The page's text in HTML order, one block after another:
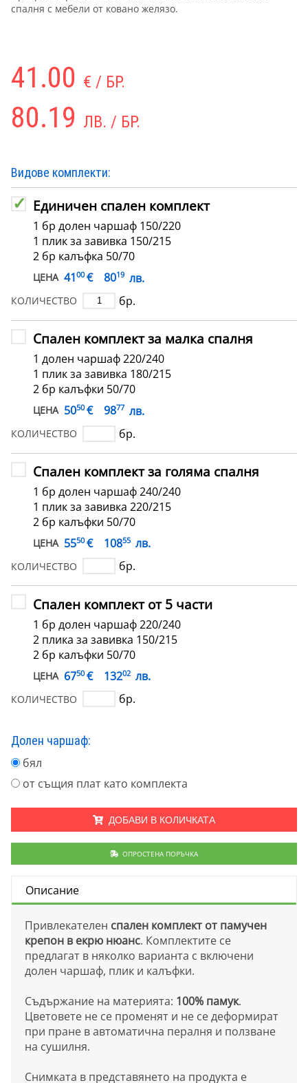
спалня с мебели от ковано желязо.
41.00 € / БР.
80.19 ЛВ. / БР.
Видове комплекти:
Единичен спален комплект
1 бр долен чаршаф 150/220
1 плик за завивка 150/215
2 бр калъфка 50/70
ЦЕНА 4100 € 8019 лв.
КОЛИЧЕСТВО бр.
Спален комплект за малка спалня
1 долен чаршаф 220/240
1 плик за завивка 180/215
2 бр калъфки 50/70
ЦЕНА 5050 € 9877 лв.
КОЛИЧЕСТВО бр.
Спален комплект за голяма спалня
1 бр долен чаршаф 240/240
1 плик за завивка 220/215
2 бр калъфки 50/70
ЦЕНА 5550 € 10855 лв.
КОЛИЧЕСТВО бр.
Спален комплект от 5 части
1 бр долен чаршаф 220/240
2 плика за завивка 150/215
2 бр калъфки 50/70
ЦЕНА 6750 € 13202 лв.
КОЛИЧЕСТВО бр.
Долен чаршаф:
бял
от същия плат като комплекта
ДОБАВИ В КОЛИЧКАТА
ОПРОСТЕНА ПОРЪЧКА
Описание
Привлекателен спален комплект от памучен
крепон в екрю нюанс. Комплектите се
предлагат в няколко варианта с включени
долен чаршаф, плик и калъфки.
Съдържание на материята: 100% памук.
Цветовете не се променят и не се деформират
при пране в автоматична пералня и ползване
на сушилня.
Снимката в представянето на продукта е